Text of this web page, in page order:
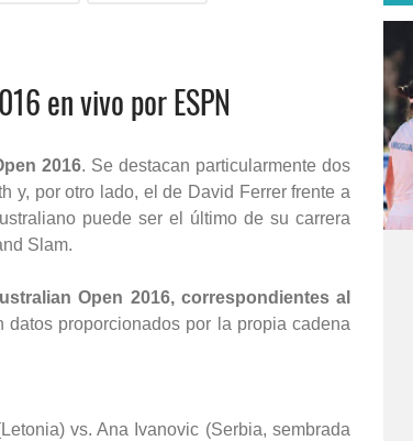
en vivo por ESPN
2016. Se destacan particularmente dos
y, por otro lado, el de David Ferrer frente a
puede ser el último de su carrera
Slam.
Open 2016, correspondientes al
datos proporcionados por la propia cadena
vs. Ana Ivanovic (Serbia, sembrada